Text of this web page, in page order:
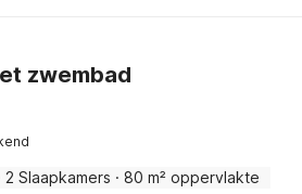
zwembad
2 Slaapkamers · 80 m² oppervlakte